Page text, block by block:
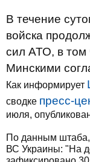
В течение
войска
сил АТО, в том
Минскими
Как информирует
сводке пресс-
июля,
По данным штаба,
ВС Украины: "На